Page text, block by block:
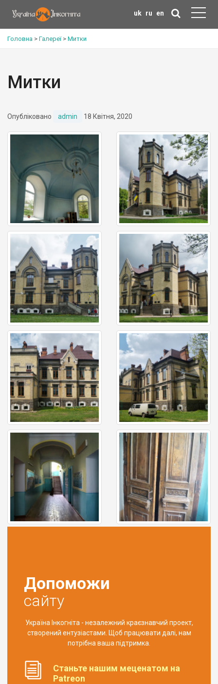
uk ru en
Головна > Галереї> Митки
Митки
Опубліковано admin 18 Квітня, 2020
Допоможи
сайту
Україна Інкогніта - незалежний краєзнавчий проект,
створений ентузіастами. Щоб працювати далі, нам
потрібна ваша підтримка.
Станьте нашим меценатом на
Patreon